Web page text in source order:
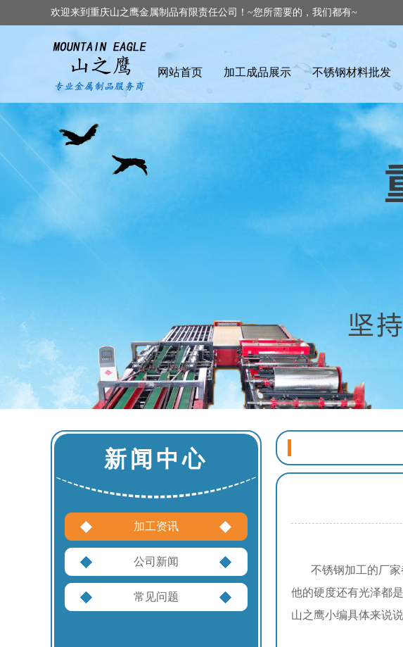
欢迎来到重庆山之鹰金属制品有限责任公司！~您所需要的，我们都有~
网站首页 加工成品展示 不锈钢材料批发
新闻中心
加工资讯
公司新闻
常见问题
不锈钢加工的厂家
他的硬度还有光泽都
山之鹰小编具体来说说